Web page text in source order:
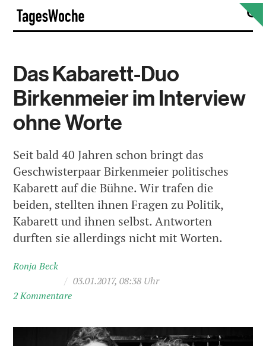
Skip
content
Das Kabarett-Duo
Birkenmeier im Interview
ohne Worte
Seit bald 40 Jahren schon bringt das
Geschwisterpaar Birkenmeier politisches
Kabarett auf die Bühne. Wir trafen die
beiden, stellten ihnen Fragen zu Politik,
Kabarett und ihnen selbst. Antworten
durften sie allerdings nicht mit Worten.
Ronja Beck
/ 03.01.2017, 08:38 Uhr
2 Kommentare